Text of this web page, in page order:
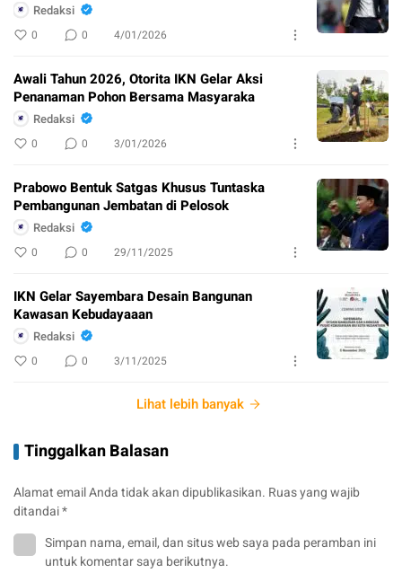
Redaksi
0 0 4/01/2026
Awali Tahun 2026, Otorita IKN Gelar Aksi
Penanaman Pohon Bersama Masyaraka
Redaksi
0 0 3/01/2026
Prabowo Bentuk Satgas Khusus Tuntaska
Pembangunan Jembatan di Pelosok
Redaksi
0 0 29/11/2025
IKN Gelar Sayembara Desain Bangunan
Kawasan Kebudayaaan
Redaksi
0 0 3/11/2025
Lihat lebih banyak
Tinggalkan Balasan
Alamat email Anda tidak akan dipublikasikan. Ruas yang wajib
ditandai*
Simpan nama, email, dan situs web saya pada peramban ini
untuk komentar saya berikutnya.